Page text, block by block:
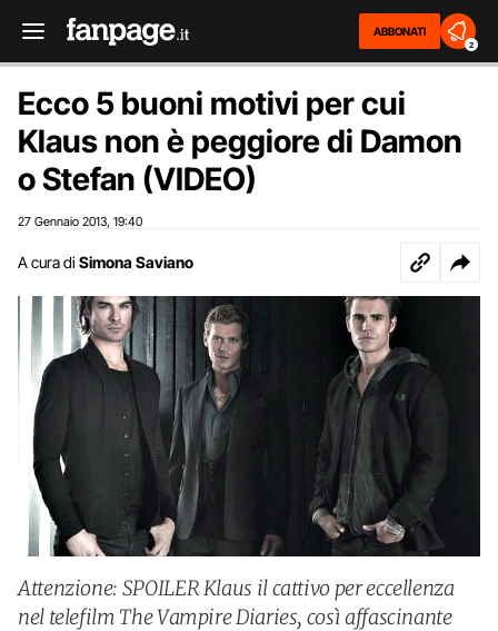
ABBONATI
2
Ecco 5 buoni motivi per cui
Klaus non è peggiore di Damon
o Stefan (VIDEO)
27 Gennaio 2013 19:40
A cura di Simona Saviano
Attenzione: SPOILER Klaus il cattivo per eccellenza
nel telefilm The Vampire Diaries, così affascinante